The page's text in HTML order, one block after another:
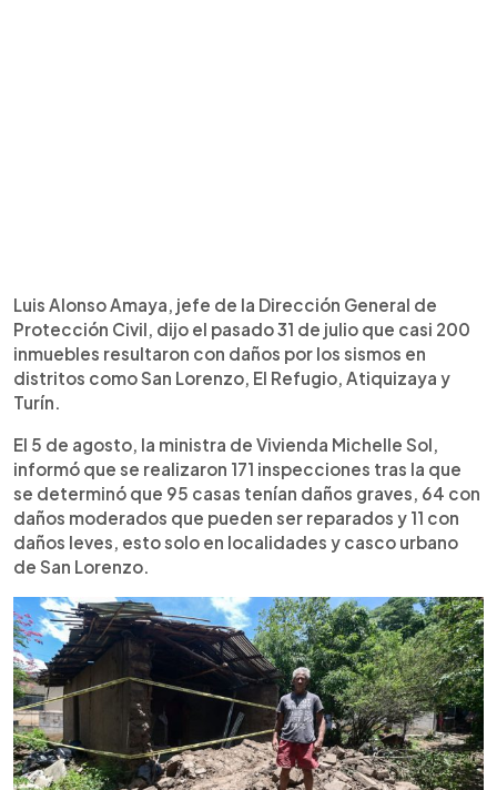
Luis Alonso Amaya, jefe de la Dirección General de
Protección Civil, dijo el pasado 31 de julio que casi 200
inmuebles resultaron con daños por los sismos en
distritos como San Lorenzo, El Refugio, Atiquizaya y
Turín.
El 5 de agosto, la ministra de Vivienda Michelle Sol,
informó que se realizaron 171 inspecciones tras la que
se determinó que 95 casas tenían daños graves, 64 con
daños moderados que pueden ser reparados y 11 con
daños leves, esto solo en localidades y casco urbano
de San Lorenzo.